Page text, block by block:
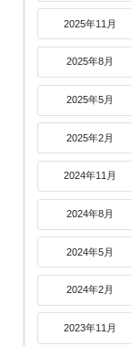
2025年11月
2025年8月
2025年5月
2025年2月
2024年11月
2024年8月
2024年5月
2024年2月
2023年11月